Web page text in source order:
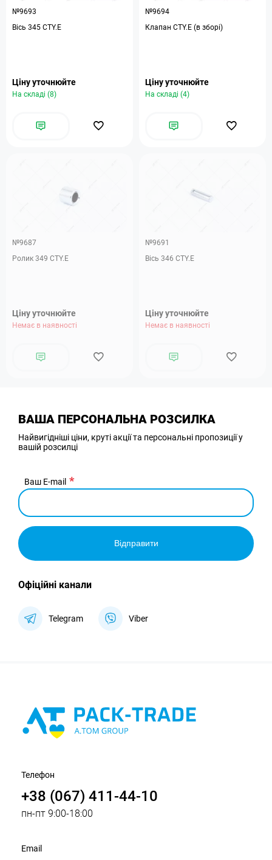
№9693
Вісь 345 CTY.E
Ціну уточнюйте
На складі (8)
№9694
Клапан CTY.E (в зборі)
Ціну уточнюйте
На складі (4)
№9687
Ролик 349 CTY.E
Ціну уточнюйте
Немає в наявності
№9691
Вісь 346 CTY.E
Ціну уточнюйте
Немає в наявності
ВАША ПЕРСОНАЛЬНА РОЗСИЛКА
Найвигідніші ціни, круті акції та персональні пропозиції у
вашій розсилці
Ваш E-mail
Відправити
Офіційні канали
Telegram Viber
Телефон
+38 (067) 411-44-10
пн-пт 9:00-18:00
Email